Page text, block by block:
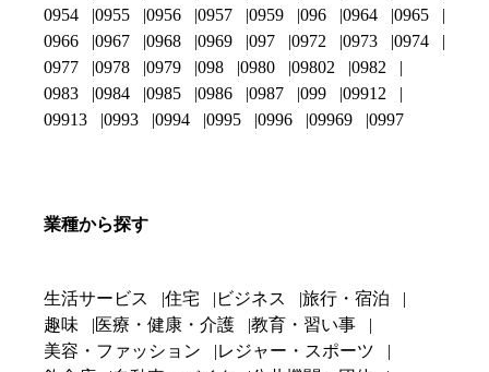
0954
0955 0956 0957 0959 096 0964
0965
0966
0967 0968 0969 097 0972 0973
0974
0977
0978 0979 098 0980 09802
0982
0983
0984 0985 0986 0987 099
09912
09913
0993 0994 0995 0996 09969 0997
業種から探す
生活サービス 住宅 ビジネス
旅行・宿泊
趣味
医療・健康・介護
教育・習い事
美容・ファッション
レジャー・スポーツ